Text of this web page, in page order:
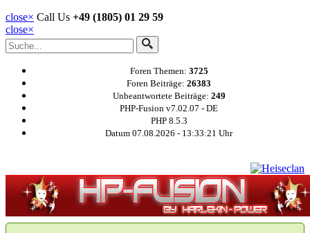
close× Call Us +49 (1805) 01 29 59
close×
Foren Themen: 3725
Foren Beiträge: 26383
Unbeantwortete Beiträge: 249
PHP-Fusion v7.02.07 - DE
PHP 8.5.3
Datum 07.08.2026 - 13:33:22 Uhr